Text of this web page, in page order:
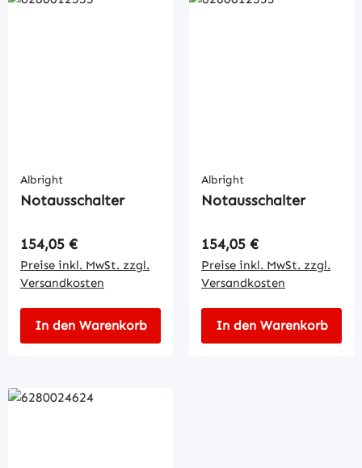
Albright
Notausschalter
Regulärer Preis:
154,05 €
Preise inkl. MwSt. zzgl.
Versandkosten
In den Warenkorb
Albright
Notausschalter
Regulärer Preis:
154,05 €
Preise inkl. MwSt. zzgl.
Versandkosten
In den Warenkorb